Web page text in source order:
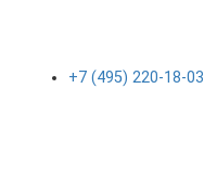
+7 (495) 220-18-03